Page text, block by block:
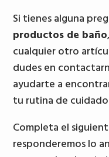
Si tienes alguna
productos de baño
cualquier otro
dudes en
ayudarte a
tu rutina de
Completa el
responderemos lo